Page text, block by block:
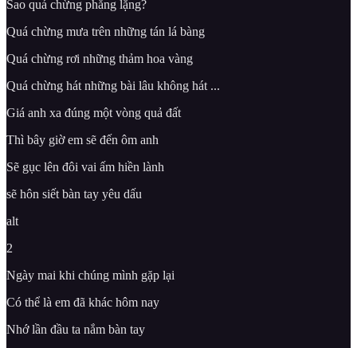
Sao quá chừng phẳng lặng?
Quá chừng mưa trên những tán lá bàng
Quá chừng rơi những thảm hoa vàng
Quá chừng hát những bài lâu không hát ...
Giá anh xa đúng một vòng quả đất
Thì bây giờ em sẽ đến ôm anh
Sẽ gục lên đôi vai ấm hiền lành
sẽ hôn siết bàn tay yêu dấu
alt
2
Ngày mai khi chúng mình gặp lại
Có thể là em đã khác hôm nay
Nhớ lần đầu ta nắm bàn tay